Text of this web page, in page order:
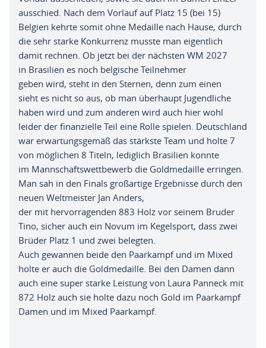
ausschied. Nach dem Vorlauf auf Platz 15 (bei 15)
Belgien kehrte somit ohne Medaille nach Hause, durch
die sehr starke Konkurrenz musste man eigentlich
damit rechnen. Ob jetzt bei der nächsten WM 2027
in Brasilien es noch belgische Teilnehmer
geben wird, steht in den Sternen, denn zum einen
sieht es nicht so aus, ob man überhaupt Jugendliche
haben wird und zum anderen wird auch hier wohl
leider der finanzielle Teil eine Rolle spielen. Deutschland
war erwartungsgemäß das stärkste Team und holte 7
von möglichen 8 Titeln, lediglich Brasilien konnte
im Mannschaftswettbewerb die Goldmedaille erringen.
Man sah in den Finals großartige Ergebnisse durch den
neuen Weltmeister Jan Anders,
der mit hervorragenden 883 Holz vor seinem Bruder
Tino, sicher auch ein Novum im Kegelsport, dass zwei
Brüder Platz 1 und zwei belegten.
Auch gewannen beide den Paarkampfund im Mixed
holte er auch die Goldmedaille. Bei den Damen dann
auch eine super starke Leistung von Laura Panneck mit
872 Holz auch sie holte dazu noch Gold im Paarkampf
Damen und im Mixed Paarkampf.